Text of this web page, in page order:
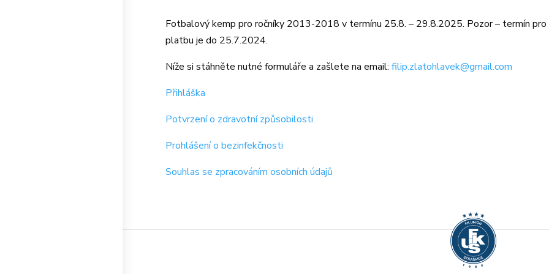
Fotbalový kemp pro ročníky 2013-2018 v termínu 25.8. – 29.8.2025. Pozor – termín pro
platbu je do 25.7.2024.
Níže si stáhněte nutné formuláře a zašlete na email: filip.zlatohlavek@gmail.com
Přihláška
Potvrzení o zdravotní způsobilosti
Prohlášení o bezinfekčnosti
Souhlas se zpracováním osobních údajů